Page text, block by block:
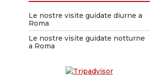
Le nostre visite guidate diurne a
Roma
Le nostre visite guidate notturne
a Roma